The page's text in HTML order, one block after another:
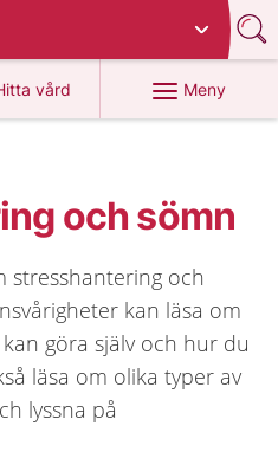
vård
på 1177.se
Meny
och sömn
stresshantering och
kan läsa om
göra själv och hur du
läsa om olika typer av
lyssna på